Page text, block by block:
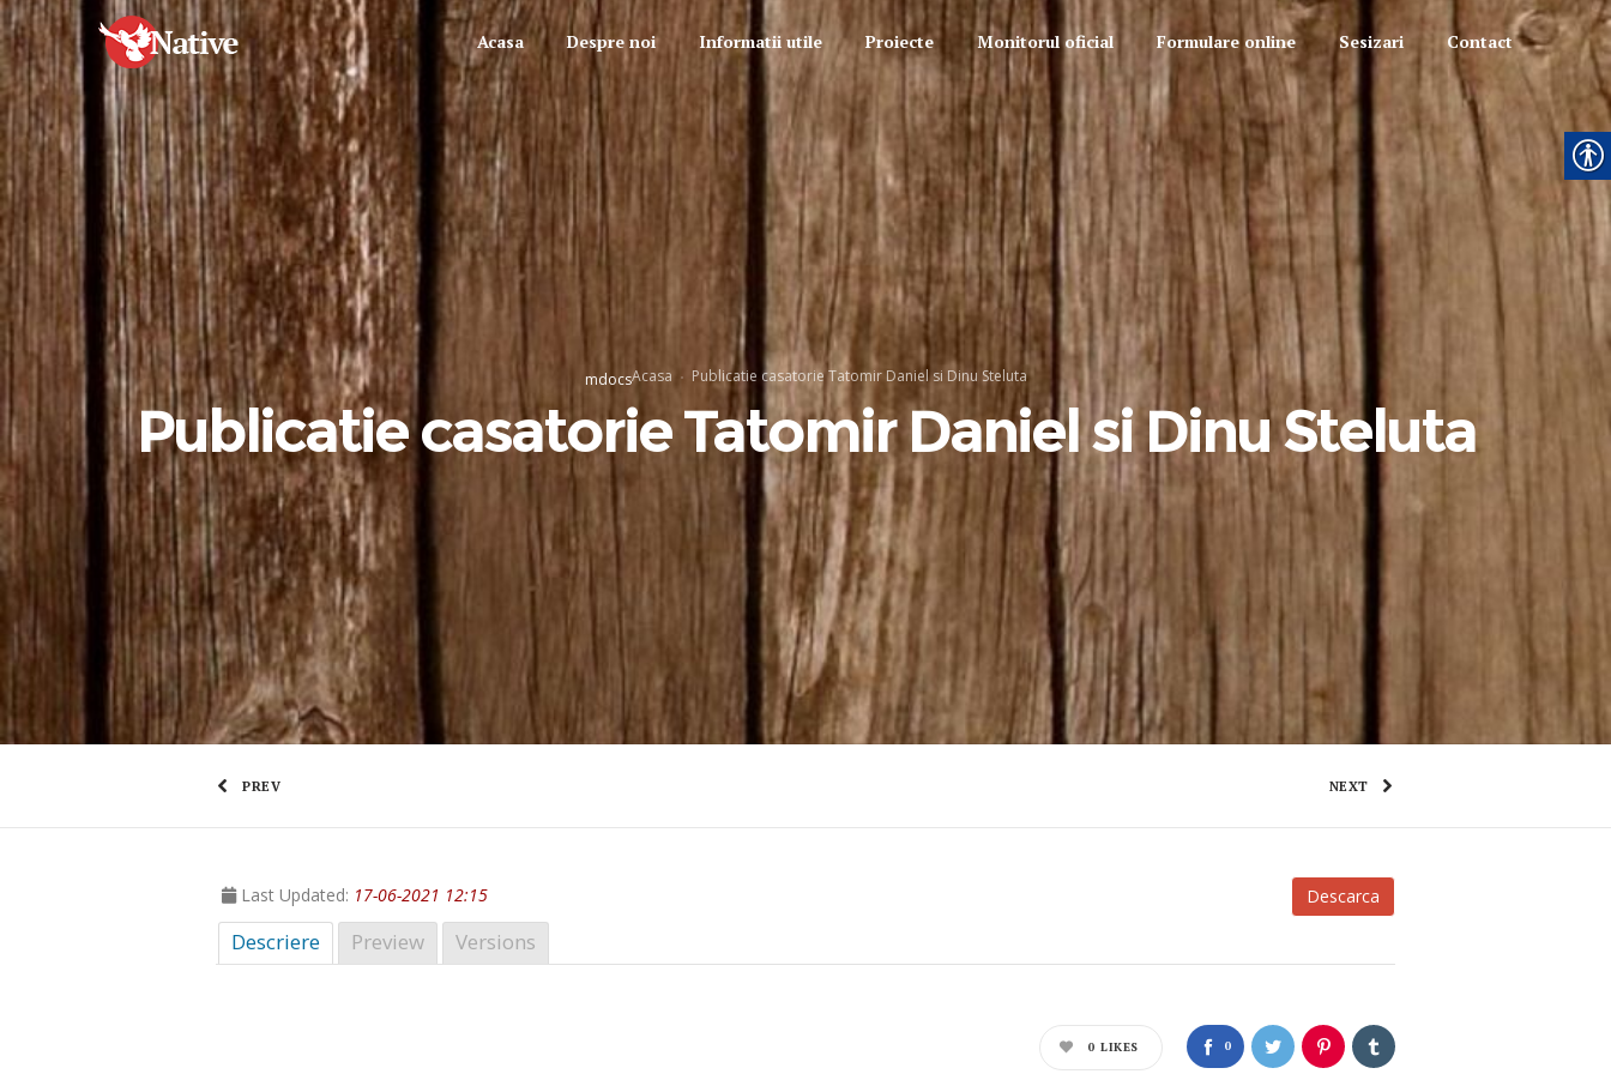
Acasa Despre noi Informatii utile Proiecte Monitorul oficial Formulare online Sesizari Contact
mdocsAcasa Publicatie casatorie Tatomir Daniel si Dinu Steluta
Publicatie casatorie Tatomir Daniel si Dinu Steluta
PREV NEXT
Descarca
Last Updated: 17-06-2021 12:15
Descriere Preview Versions
0
0 LIKES